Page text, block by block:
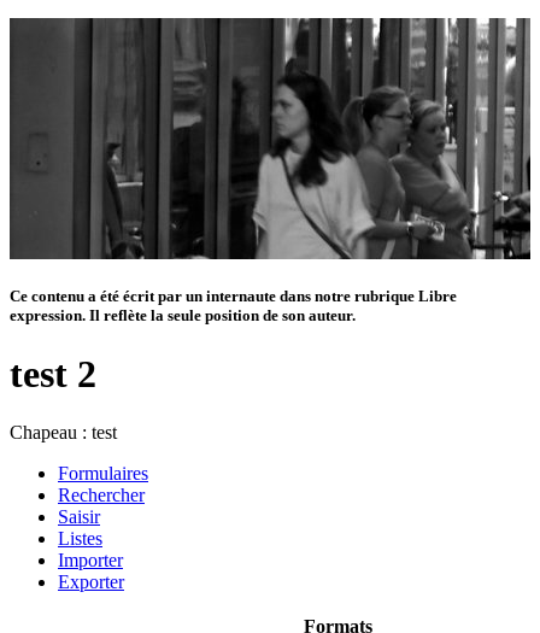
Ce contenu a été écrit par un internaute dans notre rubrique Libre
expression. Il reflète la seule position de son auteur.
test 2
Chapeau : test
Formulaires
Rechercher
Saisir
Listes
Importer
Exporter
Formats